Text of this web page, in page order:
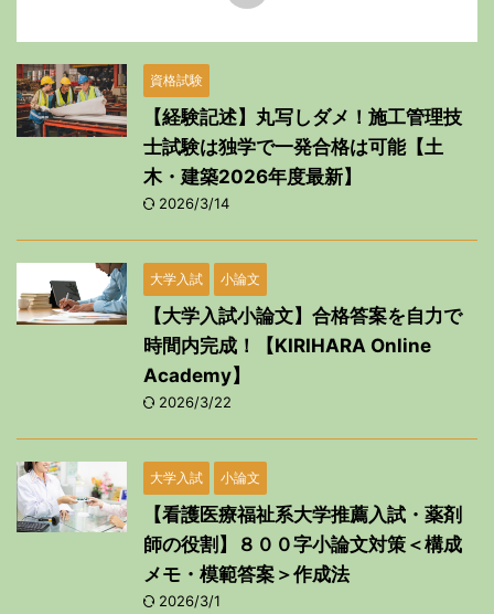
資格試験
【経験記述】丸写しダメ！施工管理技
士試験は独学で一発合格は可能【土
木・建築2026年度最新】
2026/3/14
大学入試 小論文
【大学入試小論文】合格答案を自力で
時間内完成！【KIRIHARA Online
Academy】
2026/3/22
大学入試 小論文
【看護医療福祉系大学推薦入試・薬剤
師の役割】８００字小論文対策＜構成
メモ・模範答案＞作成法
2026/3/1